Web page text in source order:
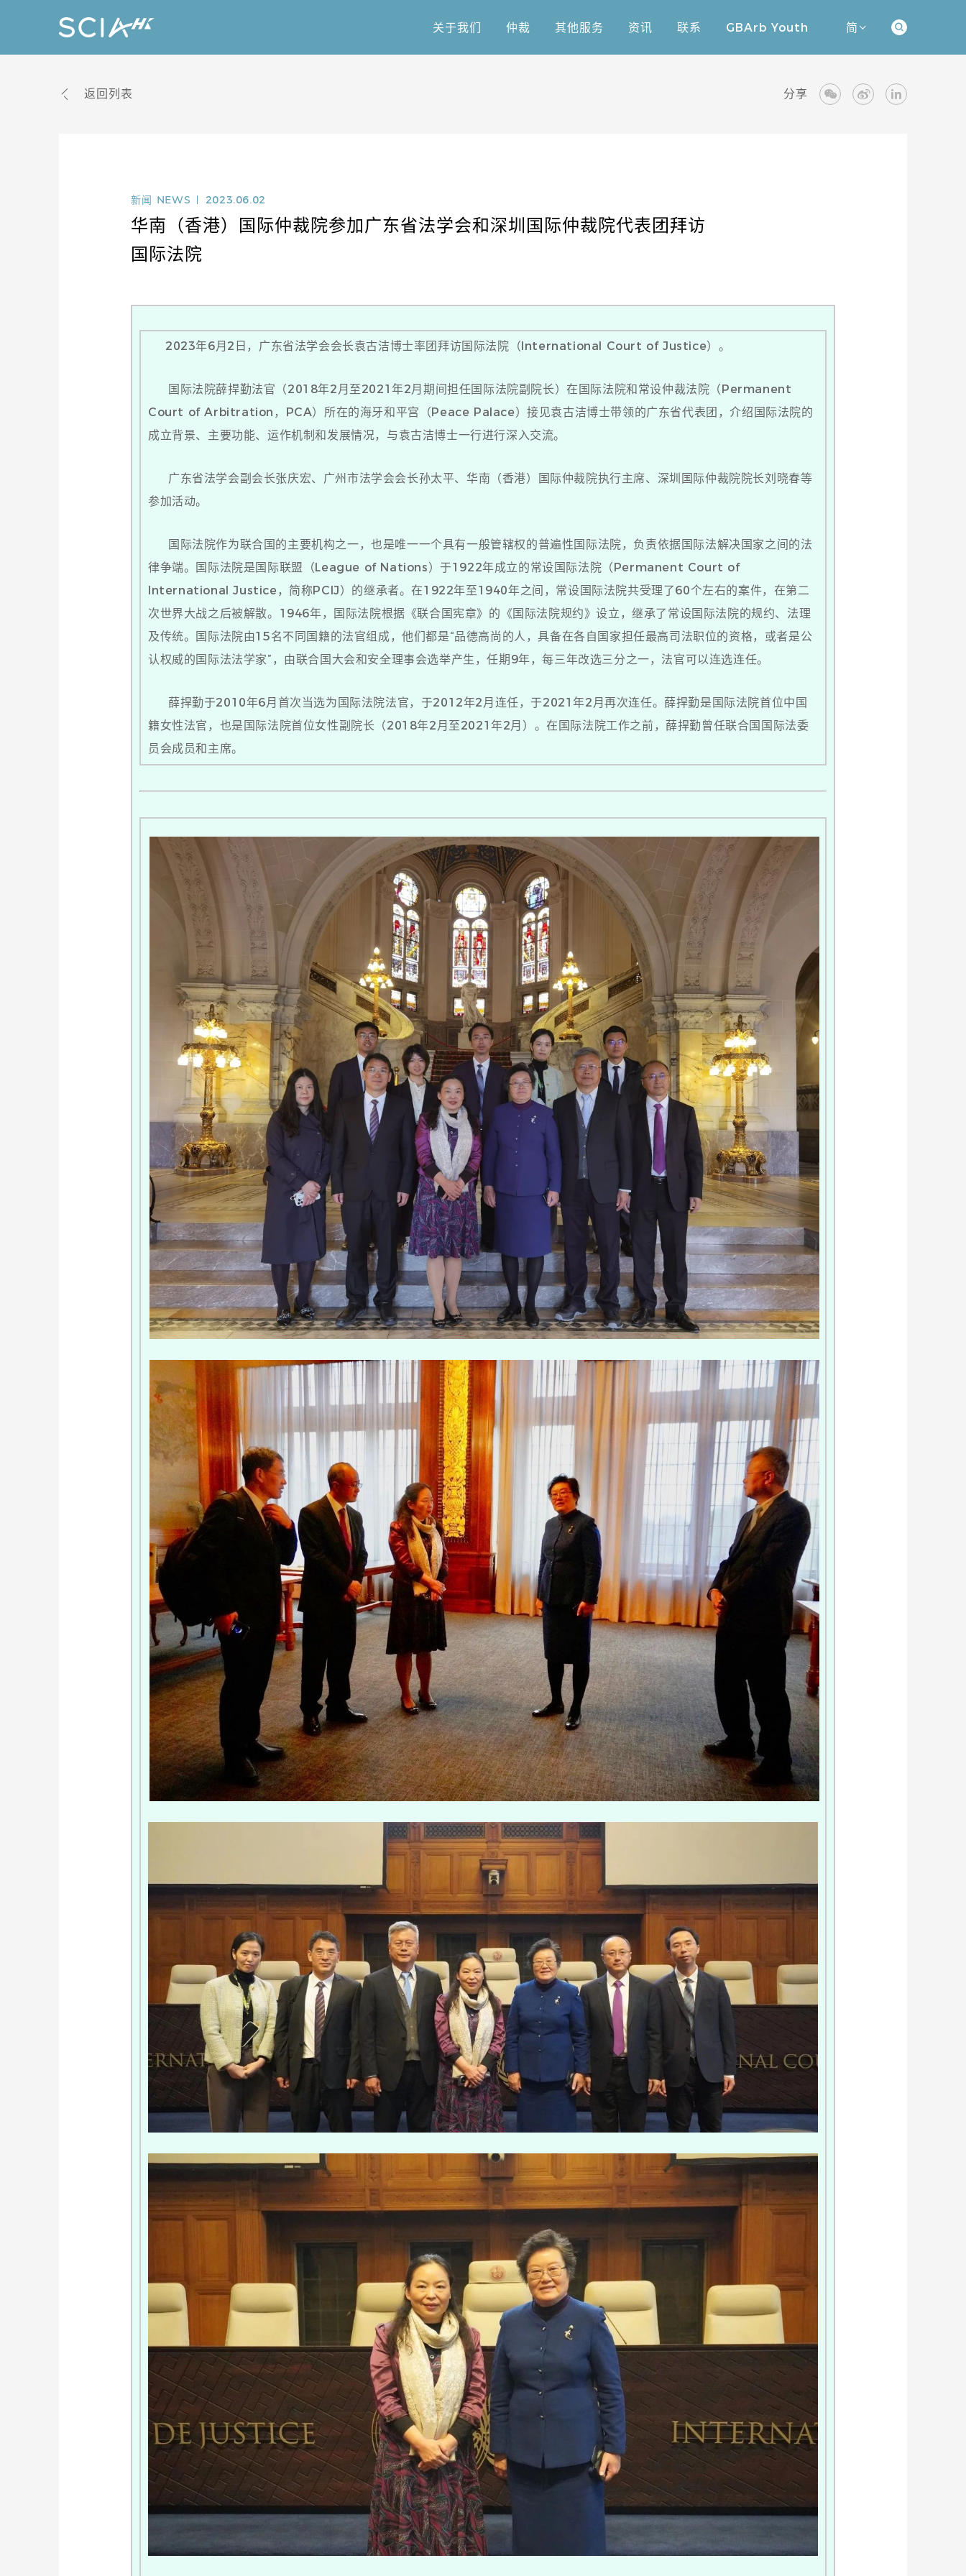
关于我们
仲裁
其他服务
资讯
联系
GBArb Youth
简
返回列表 分享
新闻 NEWS 2023.06.02
华南（香港）国际仲裁院参加广东省法学会和深圳国际仲裁院代表团拜访
国际法院
2023年6月2日，广东省法学会会长袁古洁博士率团拜访国际法院（International Court of Justice）。
国际法院薛捍勤法官（2018年2月至2021年2月期间担任国际法院副院长）在国际法院和常设仲裁法院（Permanent
Court of Arbitration，PCA）所在的海牙和平宫（Peace Palace）接见袁古洁博士带领的广东省代表团，介绍国际法院的
成立背景、主要功能、运作机制和发展情况，与袁古洁博士一行进行深入交流。
广东省法学会副会长张庆宏、广州市法学会会长孙太平、华南（香港）国际仲裁院执行主席、深圳国际仲裁院院长刘晓春等
参加活动。
国际法院作为联合国的主要机构之一，也是唯一一个具有一般管辖权的普遍性国际法院，负责依据国际法解决国家之间的法
律争端。国际法院是国际联盟（League of Nations）于1922年成立的常设国际法院（Permanent Court of
International Justice，简称PCIJ）的继承者。在1922年至1940年之间，常设国际法院共受理了60个左右的案件，在第二
次世界大战之后被解散。1946年，国际法院根据《联合国宪章》的《国际法院规约》设立，继承了常设国际法院的规约、法理
及传统。国际法院由15名不同国籍的法官组成，他们都是“品德高尚的人，具备在各自国家担任最高司法职位的资格，或者是公
认权威的国际法法学家”，由联合国大会和安全理事会选举产生，任期9年，每三年改选三分之一，法官可以连选连任。
薛捍勤于2010年6月首次当选为国际法院法官，于2012年2月连任，于2021年2月再次连任。薛捍勤是国际法院首位中国
籍女性法官，也是国际法院首位女性副院长（2018年2月至2021年2月）。在国际法院工作之前，薛捍勤曾任联合国国际法委
员会成员和主席。